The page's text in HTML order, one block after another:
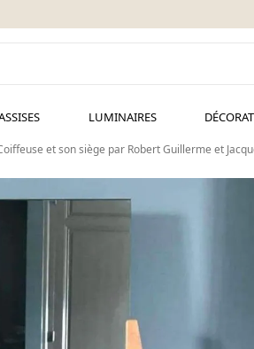
LUMINAIRES
et son siège par Robert Guillerme et